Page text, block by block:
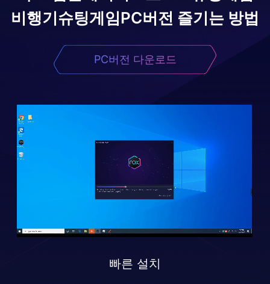
비행기슈팅게임PC버전 즐기는 방법
PC버전 다운로드
빠른 설치